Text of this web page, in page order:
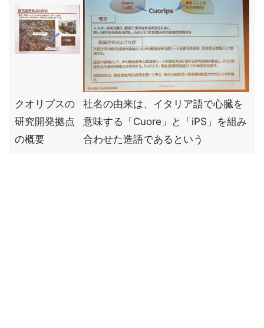
クオリプスの
研究開発拠点
の概要
社名の由来は、イタリア語で心臓を
意味する「Cuore」と「iPS」を組み
合わせた造語であるという